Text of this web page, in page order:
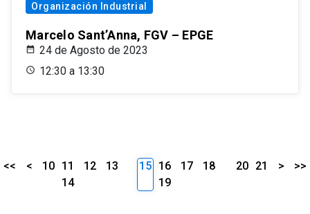
Organización Industrial
Marcelo Sant’Anna, FGV – EPGE
24 de Agosto de 2023
12:30 a 13:30
<< < 10 11 12
13
14
15 16 17
18
19
20 21 > >>